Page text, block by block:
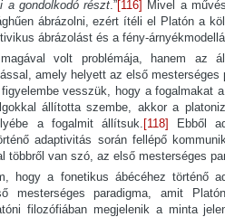
a gondolkodó részt .”[116] Mivel a
ábrázolni, ezért ítéli el Platón a
ábrázolást és a fény-
volt problémája, hanem az
amely helyett az első mesterséges
vesszük, hogy a fogalmakat
állította szembe, akkor a
a fogalmit állítsuk. [118] Ebből
adaptivitás során fellépő
többről van szó, az első mesterséges
hogy a fonetikus ábécéhez történő
mesterséges paradigma, amit
filozófiában megjelenik a minta